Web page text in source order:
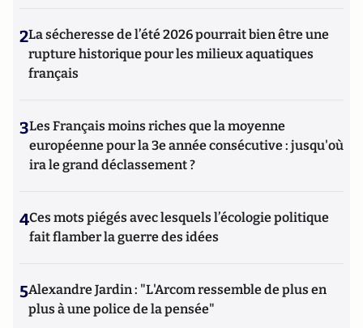
2La sécheresse de l’été 2026 pourrait bien être une
rupture historique pour les milieux aquatiques
français
3Les Français moins riches que la moyenne
européenne pour la 3e année consécutive : jusqu'où
ira le grand déclassement ?
4Ces mots piégés avec lesquels l’écologie politique
fait flamber la guerre des idées
5Alexandre Jardin : "L'Arcom ressemble de plus en
plus à une police de la pensée"